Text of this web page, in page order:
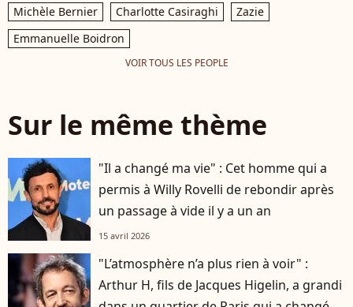
Michèle Bernier
Charlotte Casiraghi
Zazie
Emmanuelle Boidron
VOIR TOUS LES PEOPLE
Sur le même thème
"Il a changé ma vie" : Cet homme qui a
permis à Willy Rovelli de rebondir après
un passage à vide il y a un an
15 avril 2026
"L’atmosphère n’a plus rien à voir" :
Arthur H, fils de Jacques Higelin, a grandi